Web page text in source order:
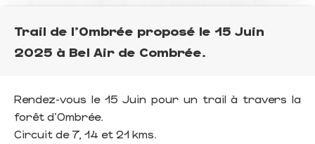
Trail de l'Ombrée proposé le 15 Juin
2025 à Bel Air de Combrée.
Rendez-vous le 15 Juin pour un trail à travers la
forêt d'Ombrée.
Circuit de 7, 14 et 21 kms.